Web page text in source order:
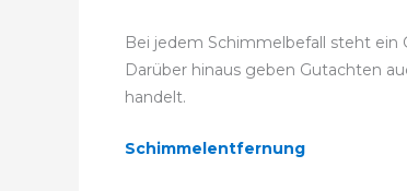
Bei jedem Schimmelbefall steht
Darüber hinaus geben Gutachten
handelt.
Schimmelentfernung